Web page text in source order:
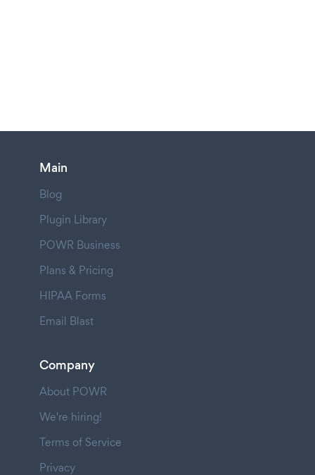
Main
Blog
Plugin Library
POWR Business
Plans & Pricing
HIPAA Forms
Email Blast
Company
About POWR
We're hiring!
Terms of Service
Privacy